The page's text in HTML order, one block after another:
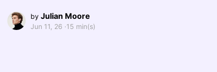
by Julian Moore
Jun 11, 26 ·15 min(s)